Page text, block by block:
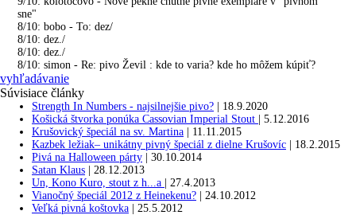
sne"
8/10: bobo - To: dez/
8/10: dez./
8/10: dez./
8/10: simon - Re: pivo Ževil : kde to varia? kde ho môžem kúpiť?
vyhľadávanie
Súvisiace články
Strength In Numbers - najsilnejšie pivo?
18.9.2020
Košická štvorka ponúka Cassovian Imperial Stout
5.12.2016
Krušovický špeciál na sv. Martina
11.11.2015
Kazbek ležiak– unikátny pivný špeciál z dielne Krušovíc
18.2.2015
Pivá na Halloween párty
30.10.2014
Satan Klaus
28.12.2013
Un, Kono Kuro, stout z h...a
27.4.2013
Vianočný špeciál 2012 z Heinekenu?
24.10.2012
Veľká pivná koštovka
25.5.2012